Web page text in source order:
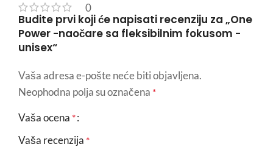
0
Budite prvi koji će napisati recenziju za „One
Power -naočare sa fleksibilnim fokusom -
unisex“
Vaša adresa e-pošte neće biti objavljena.
Neophodna polja su označena *
Vaša ocena *
Vaša recenzija *